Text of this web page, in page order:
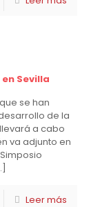
Sevilla
se han
de la
a cabo
va adjunto en
Leer más